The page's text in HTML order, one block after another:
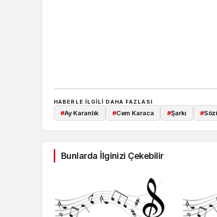
HABERLE ILGILI DAHA FAZLASI
#Ay Karanlık #Cem Karaca #Şarkı #
Bunlarda İlginizi Çekebilir